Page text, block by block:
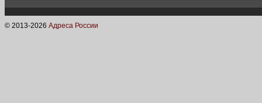
© 2013-2026 Адреса России